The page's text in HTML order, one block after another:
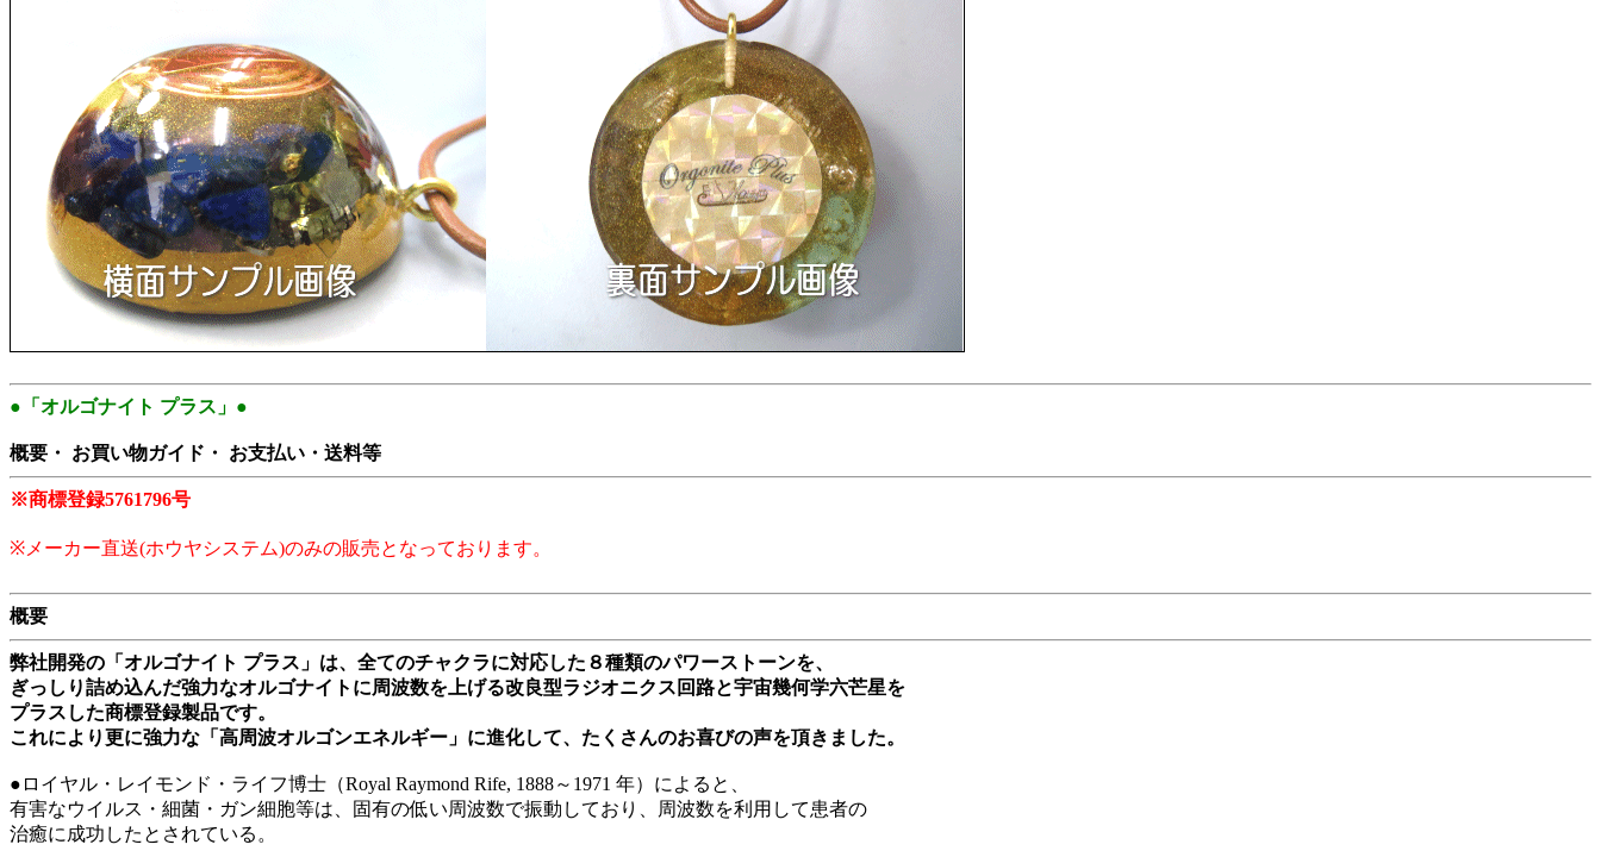
●「オルゴナイト プラス」●
概要・ お買い物ガイド・ お支払い・送料等
※商標登録5761796号
※メーカー直送(ホウヤシステム)のみの販売となっております。
概要
弊社開発の「オルゴナイト プラス」は、全てのチャクラに対応した８種類のパワーストーンを、
ぎっしり詰め込んだ強力なオルゴナイトに周波数を上げる改良型ラジオニクス回路と宇宙幾何学六芒星を
プラスした商標登録製品です。
これにより更に強力な「高周波オルゴンエネルギー」に進化して、たくさんのお喜びの声を頂きました。
●ロイヤル・レイモンド・ライフ博士（Royal Raymond Rife, 1888～1971 年）によると、
有害なウイルス・細菌・ガン細胞等は、固有の低い周波数で振動しており、周波数を利用して患者の
治癒に成功したとされている。